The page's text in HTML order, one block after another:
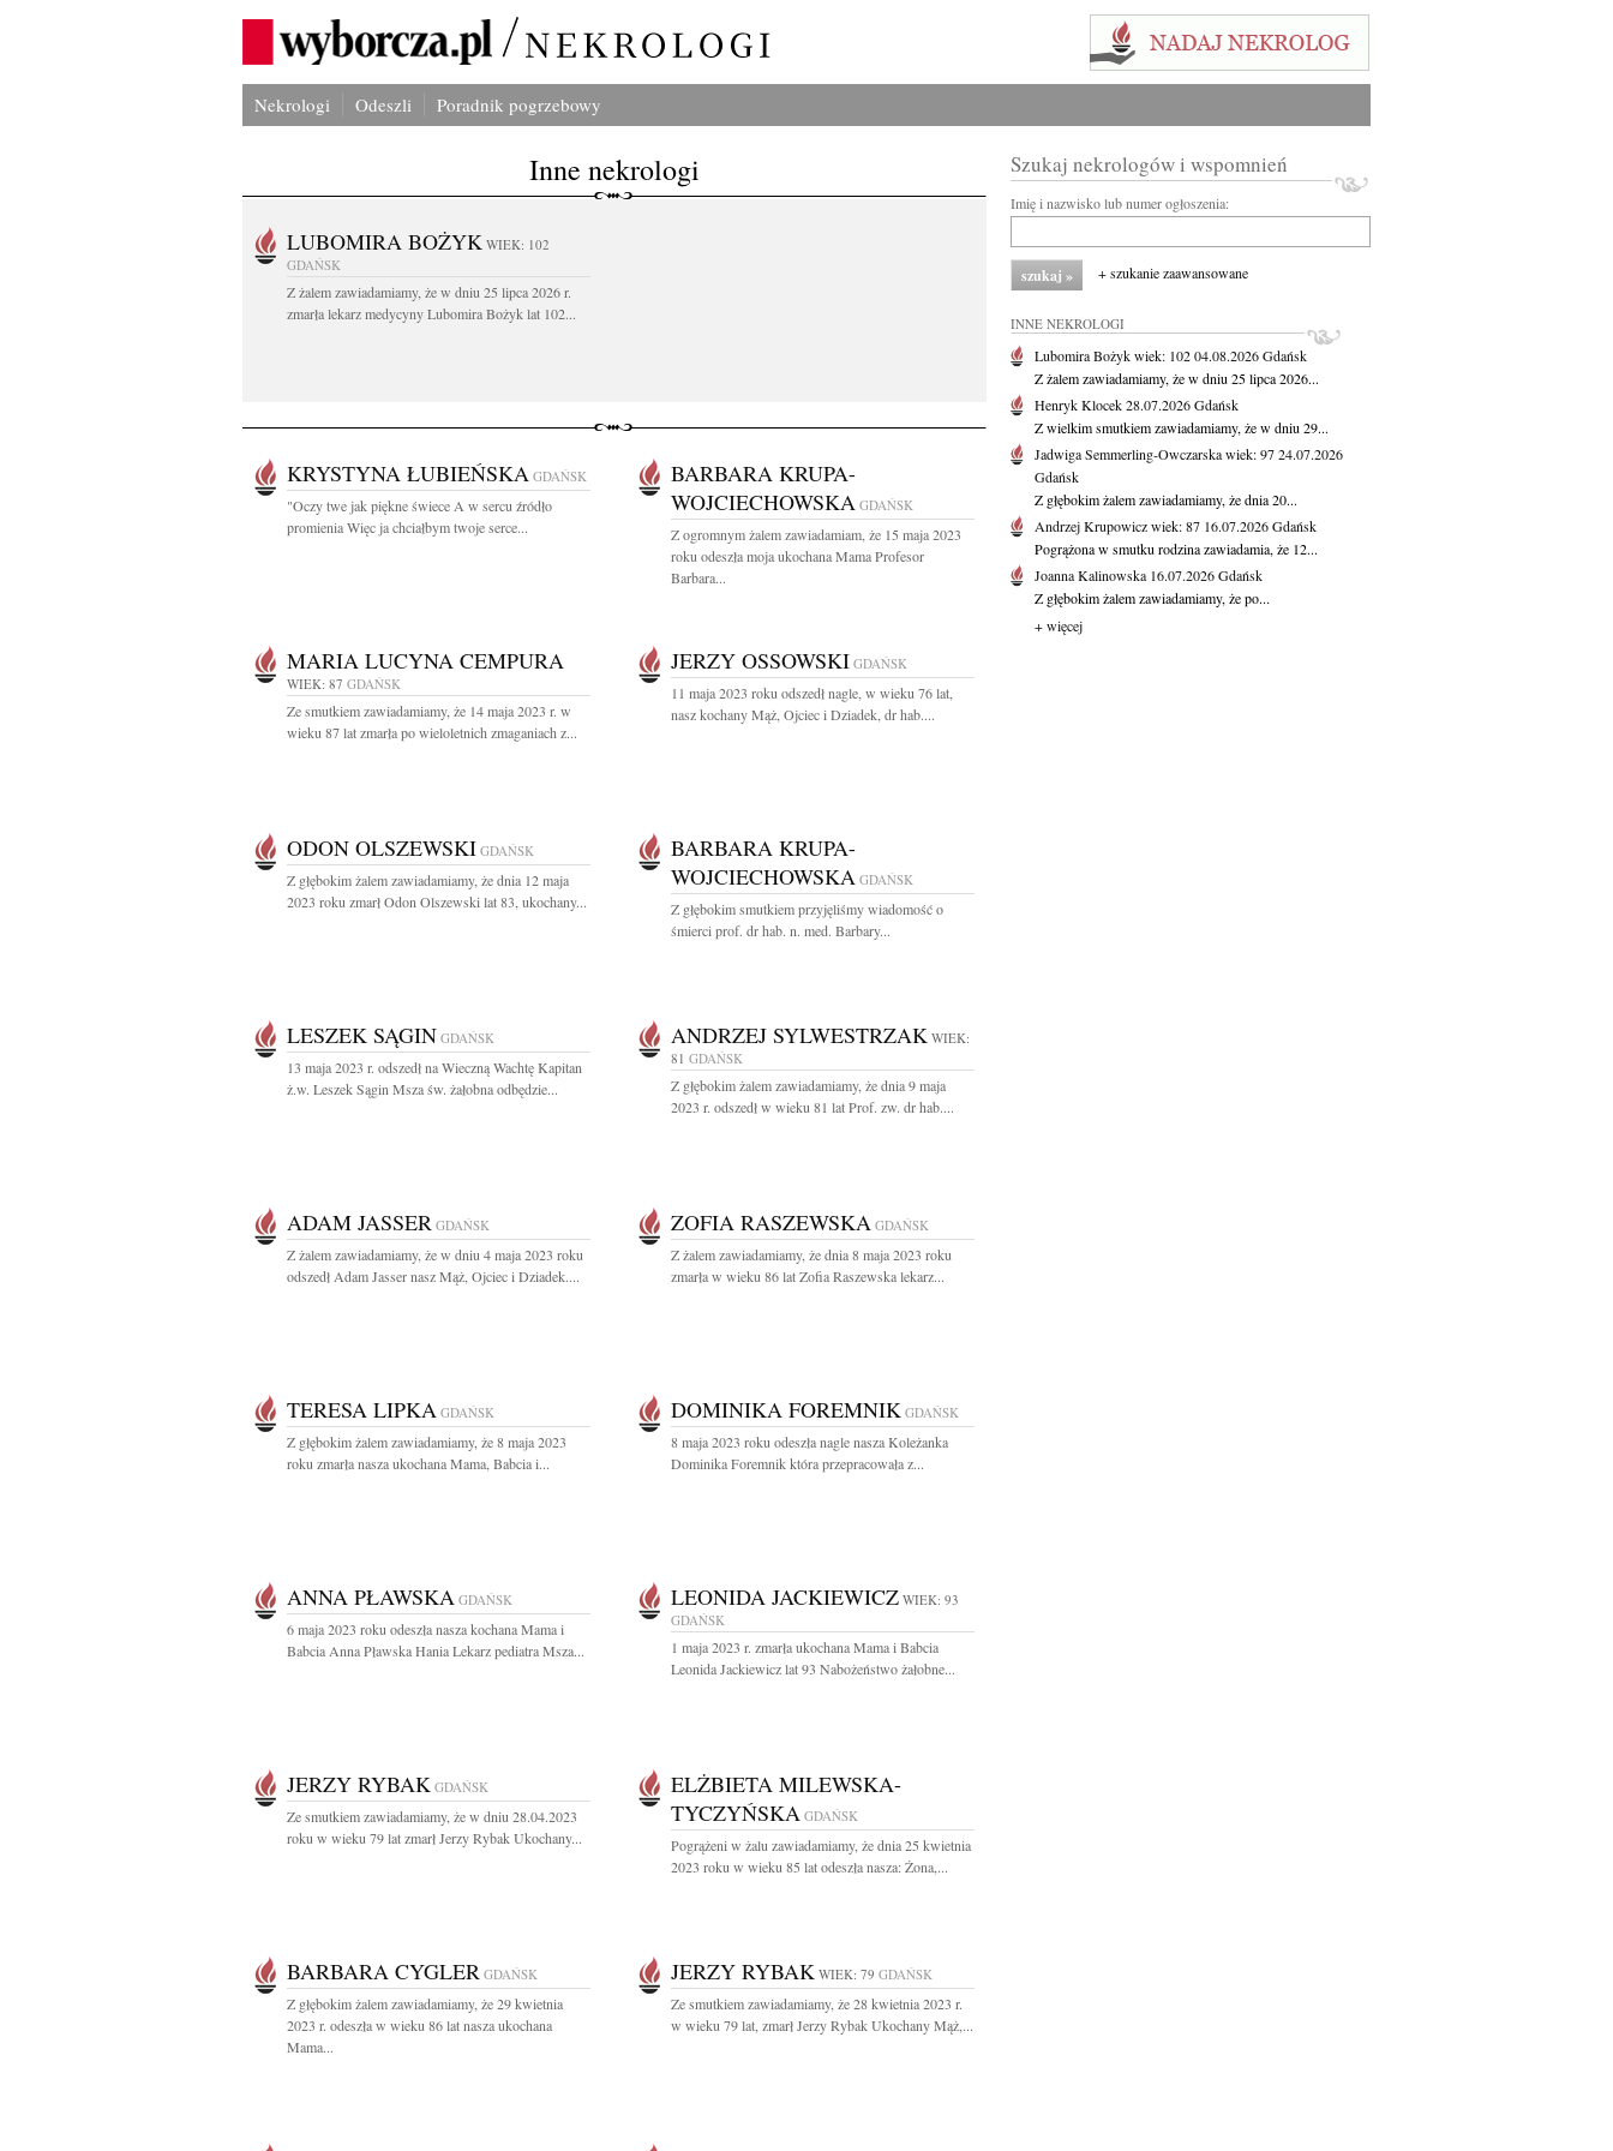
Nekrologi Odeszli Poradnik pogrzebowy
Inne nekrologi
LUBOMIRA BOŻYK WIEK: 102
GDAŃSK
Z żalem zawiadamiamy, że w dniu 25 lipca 2026 r.
zmarła lekarz medycyny Lubomira Bożyk lat 102...
KRYSTYNA ŁUBIEŃSKA GDAŃSK
"Oczy twe jak piękne świece A w sercu źródło
promienia Więc ja chciałbym twoje serce...
BARBARA KRUPA-
WOJCIECHOWSKA GDAŃSK
Z ogromnym żalem zawiadamiam, że 15 maja 2023
roku odeszła moja ukochana Mama Profesor
Barbara...
MARIA LUCYNA CEMPURA
WIEK: 87 GDAŃSK
Ze smutkiem zawiadamiamy, że 14 maja 2023 r. w
wieku 87 lat zmarła po wieloletnich zmaganiach z...
JERZY OSSOWSKI GDAŃSK
11 maja 2023 roku odszedł nagle, w wieku 76 lat,
nasz kochany Mąż, Ojciec i Dziadek, dr hab....
ODON OLSZEWSKI GDAŃSK
Z głębokim żalem zawiadamiamy, że dnia 12 maja
2023 roku zmarł Odon Olszewski lat 83, ukochany...
BARBARA KRUPA-
WOJCIECHOWSKA GDAŃSK
Z głębokim smutkiem przyjęliśmy wiadomość o
śmierci prof. dr hab. n. med. Barbary...
LESZEK SĄGIN GDAŃSK
13 maja 2023 r. odszedł na Wieczną Wachtę Kapitan
ż.w. Leszek Sągin Msza św. żałobna odbędzie...
ANDRZEJ SYLWESTRZAK WIEK:
81 GDAŃSK
Z głębokim żalem zawiadamiamy, że dnia 9 maja
2023 r. odszedł w wieku 81 lat Prof. zw. dr hab....
ADAM JASSER GDAŃSK
Z żalem zawiadamiamy, że w dniu 4 maja 2023 roku
odszedł Adam Jasser nasz Mąż, Ojciec i Dziadek....
ZOFIA RASZEWSKA GDAŃSK
Z żalem zawiadamiamy, że dnia 8 maja 2023 roku
zmarła w wieku 86 lat Zofia Raszewska lekarz...
TERESA LIPKA GDAŃSK
Z głębokim żalem zawiadamiamy, że 8 maja 2023
roku zmarła nasza ukochana Mama, Babcia i...
DOMINIKA FOREMNIK GDAŃSK
8 maja 2023 roku odeszła nagle nasza Koleżanka
Dominika Foremnik która przepracowała z...
ANNA PŁAWSKA GDAŃSK
6 maja 2023 roku odeszła nasza kochana Mama i
Babcia Anna Pławska Hania Lekarz pediatra Msza...
LEONIDA JACKIEWICZ WIEK: 93
GDAŃSK
1 maja 2023 r. zmarła ukochana Mama i Babcia
Leonida Jackiewicz lat 93 Nabożeństwo żałobne...
JERZY RYBAK GDAŃSK
Ze smutkiem zawiadamiamy, że w dniu 28.04.2023
roku w wieku 79 lat zmarł Jerzy Rybak Ukochany...
ELŻBIETA MILEWSKA-
TYCZYŃSKA GDAŃSK
Pogrążeni w żalu zawiadamiamy, że dnia 25 kwietnia
2023 roku w wieku 85 lat odeszła nasza: Żona,...
BARBARA CYGLER GDAŃSK
Z głębokim żalem zawiadamiamy, że 29 kwietnia
2023 r. odeszła w wieku 86 lat nasza ukochana
Mama...
JERZY RYBAK WIEK: 79 GDAŃSK
Ze smutkiem zawiadamiamy, że 28 kwietnia 2023 r.
w wieku 79 lat, zmarł Jerzy Rybak Ukochany Mąż,...
Szukaj nekrologów i wspomnień
Imię i nazwisko lub numer ogłoszenia:
+ szukanie zaawansowane
INNE NEKROLOGI
Lubomira Bożykwiek: 10204.08.2026Gdańsk
Z żalem zawiadamiamy, że w dniu 25 lipca 2026...
Henryk Klocek28.07.2026Gdańsk
Z wielkim smutkiem zawiadamiamy, że w dniu 29...
Jadwiga Semmerling-Owczarskawiek: 9724.07.2026
Gdańsk
Z głębokim żalem zawiadamiamy, że dnia 20...
Andrzej Krupowiczwiek: 87 16.07.2026Gdańsk
Pogrążona w smutku rodzina zawiadamia, że 12...
Joanna Kalinowska 16.07.2026Gdańsk
Z głębokim żalem zawiadamiamy, że po...
+ więcej